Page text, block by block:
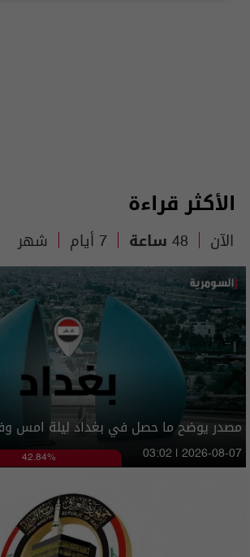
الأكثر قراءة
الآن 48 ساعة 7 أيام شهر
مصدر يوضح ما حصل في بغداد ليلة امس
42.84% 03:02 | 2026-08-07